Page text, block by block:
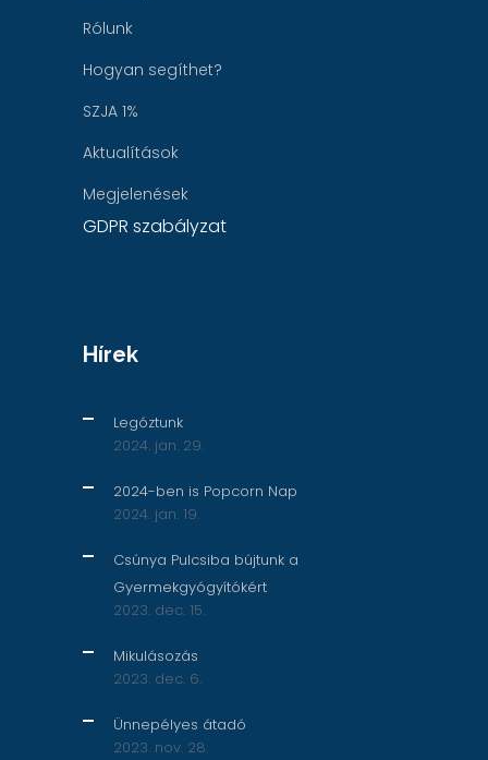
Rólunk
Hogyan segíthet?
SZJA 1%
Aktualítások
Megjelenések
GDPR szabályzat
Hírek
Legóztunk
2024. jan. 29.
2024-ben is Popcorn Nap
2024. jan. 19.
Csúnya Pulcsiba bújtunk a
Gyermekgyógyítókért
2023. dec. 15.
Mikulásozás
2023. dec. 6.
Ünnepélyes átadó
2023. nov. 28.